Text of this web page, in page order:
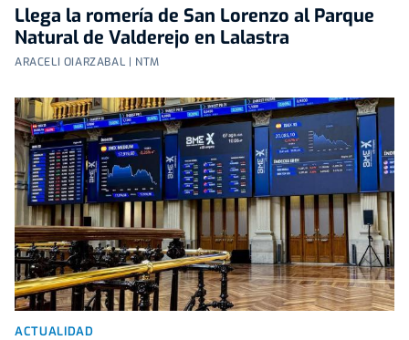
Llega la romería de San Lorenzo al Parque
Natural de Valderejo en Lalastra
ARACELI OIARZABAL | NTM
ACTUALIDAD